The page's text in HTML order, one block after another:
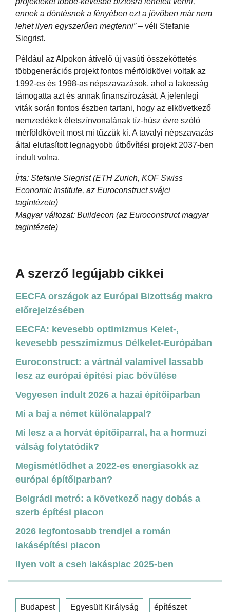
ennek a döntésnek a fényében ezt a jövőben már nem
lehet ilyen egyszerűen megtenni”– véli Stefanie
Siegrist.
Például az Alpokon átívelő új vasúti összeköttetés
többgenerációs projekt fontos mérföldkövei voltak az
1992-es és 1998-as népszavazások, ahol a lakosság
támogatta azt és annak finanszírozását. A jelenlegi
viták során fontos észben tartani, hogy az elkövetkező
nemzedékek életszínvonalának tíz-húsz évre szóló
mérföldköveit most mi tűzzük ki. A tavalyi népszavazás
által elutasított legnagyobb útbővítési projekt 2037-ben
indult volna.
Írta: Stefanie Siegrist (ETH Zurich, KOF Swiss
Economic Institute, az Euroconstruct svájci
tagintézete)
Magyar változat: Buildecon (az Euroconstruct magyar
tagintézete)
A szerző legújabb cikkei
EECFA országok az Európai Bizottság makro
előrejelzésében
EECFA: kevesebb optimizmus Kelet-,
kevesebb pesszimizmus Délkelet-Európában
Euroconstruct: a vártnál valamivel lassabb
lesz az európai építési piac bővülése
Vegyesen indult 2026 a hazai építőiparban
Mi a baj a német különalappal?
Mi lesz a a horvát építőiparral, ha a hormuzi
válság folytatódik?
Megismétlődhet a 2022-es energiasokk az
európai építőiparban?
Belgrádi metró: a következő nagy dobás a
szerb építési piacon
2026 legfontosabb trendjei a román
lakásépítési piacon
Ilyen volt a cseh lakáspiac 2025-ben
Budapest Egyesült Királyság építészet